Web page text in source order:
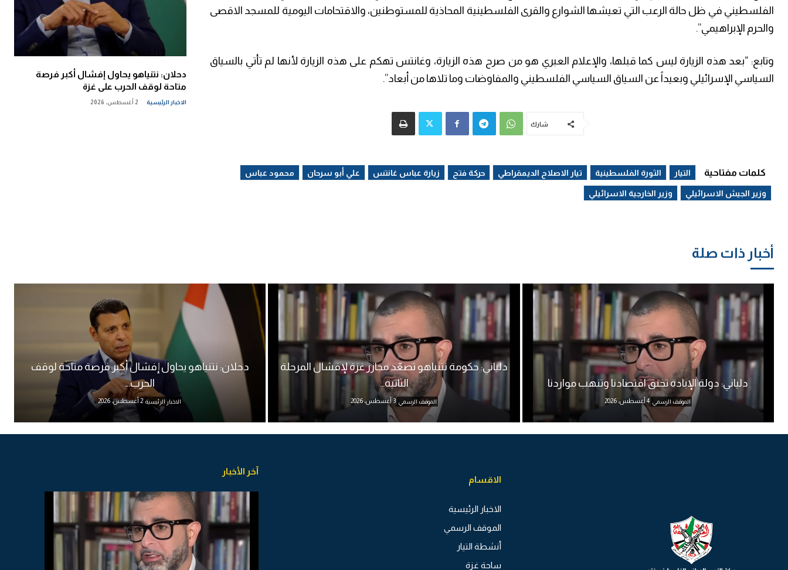
دحلان: نتنياهو يحاول إفشال أكبر فرصة
متاحة لوقف الحرب على غزة
الاخبار الرئيسية 2 أغسطس، 2026
الفلسطيني في ظل حالة الرعب التي تعيشها الشوارع والقرى الفلسطينية المحاذية للمستوطنين، والاقتحامات اليومية للمسجد الاقصى
والحرم الإبراهيمي”.
وتابع: “بعد هذه الزيارة ليس كما قبلها، والإعلام العبري هو من صرح هذه الزيارة، وغانتس تهكم على هذه الزيارة لأنها لم تأتي بالسياق
السياسي الإسرائيلي وبعيداً عن السياق السياسي الفلسطيني والمفاوضات وما تلاها من أبعاد”.
شارك
كلمات مفتاحية التيار الثورة الفلسطينية تيار الاصلاح الديمقراطي حركة فتح زيارة عباس غانتس علي أبو سرحان محمود عباس
وزير الجيش الاسرائيلي وزير الخارجية الاسرائيلي
أخبار ذات صلة
دلياني: دولة الإبادة تخنق اقتصادنا وتنهب مواردنا
الموقف الرسمي 4 أغسطس، 2026
دلياني: حكومة نتنياهو تصعّد مجازر غزة لإفشال المرحلة
الثانية...
الموقف الرسمي 3 أغسطس، 2026
دحلان: نتنياهو يحاول إفشال أكبر فرصة متاحة لوقف
الحرب...
الاخبار الرئيسية 2 أغسطس، 2026
الاقسام
الاخبار الرئيسية
الموقف الرسمي
أنشطة التيار
ساحة غزة
آخر الأخبار